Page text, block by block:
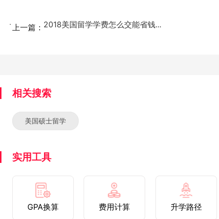
上一篇： 2018美国留学学费怎么交能省钱...
相关搜索
美国硕士留学
实用工具
GPA换算 费用计算 升学路径